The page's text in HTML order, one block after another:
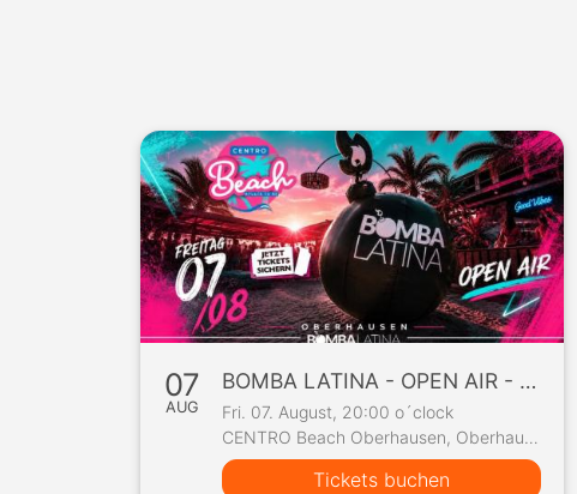
07
AUG
BOMBA LATINA - OPEN AIR - Centro Beach Oberhausen, Fr 07/08
Fri. 07. August, 20:00 o´clock
CENTRO Beach Oberhausen, Oberhausen
Tickets buchen